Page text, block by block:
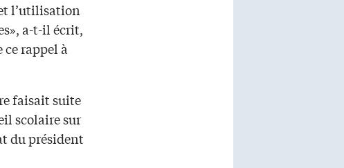
l’utilisation
a-t-il écrit,
rappel à
faisait suite
scolaire sur
du président